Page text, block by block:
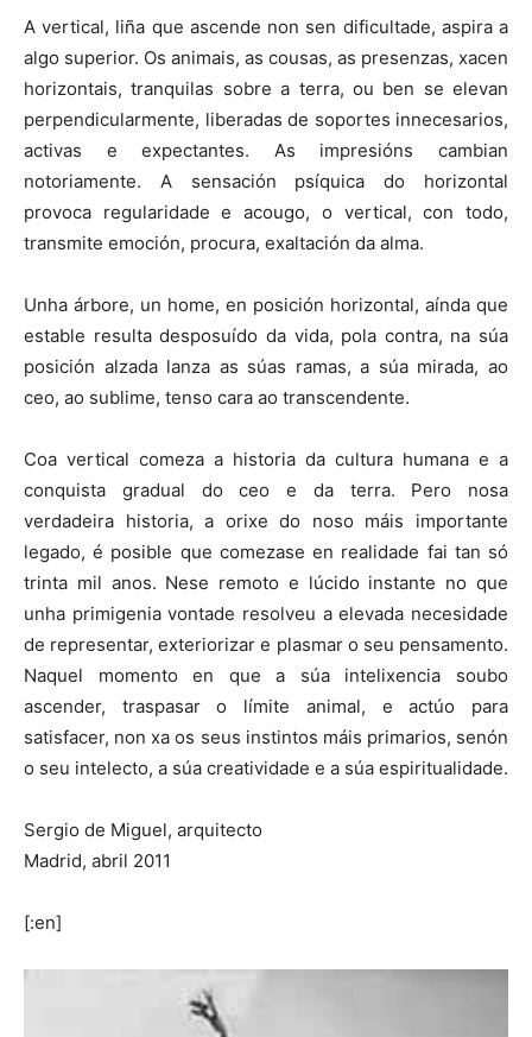
A vertical, liña que ascende non sen dificultade, aspira a
algo superior. Os animais, as cousas, as presenzas, xacen
horizontais, tranquilas sobre a terra, ou ben se elevan
perpendicularmente, liberadas de soportes innecesarios,
activas e expectantes. As impresións cambian
notoriamente. A sensación psíquica do horizontal
provoca regularidade e acougo, o vertical, con todo,
transmite emoción, procura, exaltación da alma.
Unha árbore, un home, en posición horizontal, aínda que
estable resulta desposuído da vida, pola contra, na súa
posición alzada lanza as súas ramas, a súa mirada, ao
ceo, ao sublime, tenso cara ao transcendente.
Coa vertical comeza a historia da cultura humana e a
conquista gradual do ceo e da terra. Pero nosa
verdadeira historia, a orixe do noso máis importante
legado, é posible que comezase en realidade fai tan só
trinta mil anos. Nese remoto e lúcido instante no que
unha primigenia vontade resolveu a elevada necesidade
de representar, exteriorizar e plasmar o seu pensamento.
Naquel momento en que a súa intelixencia soubo
ascender, traspasar o límite animal, e actúo para
satisfacer, non xa os seus instintos máis primarios, senón
o seu intelecto, a súa creatividade e a súa espiritualidade.
Sergio de Miguel, arquitecto
Madrid, abril 2011
[:en]